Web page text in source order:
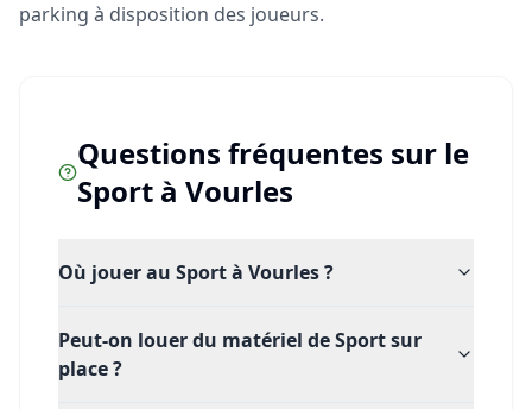
parking à disposition des joueurs.
Questions fréquentes sur le
Sportà Vourles
Où jouer au Sport à Vourles ?
Peut-on louer du matériel de Sport sur
place ?